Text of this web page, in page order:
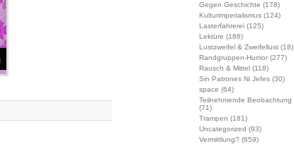
Gegen Geschichte (178)
Kulturimperialismus(124)
Lasterfahrerei(125)
Lektüre (186)
Lustzweifel & Zweifellust(18)
Randgruppen-Humor(277)
Rausch & Mittel(118)
Sin Patrones Ni Jefes(30)
space (64)
Teilnehmende Beobachtung
(71)
Trampen (181)
Uncategorized (93)
Vermittlung? (659)